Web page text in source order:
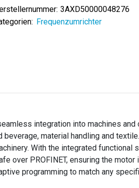
3AXD50000048276
Frequenzumrichter
integration into machines
material handling and
With the integrated functional
over PROFINET, ensuring the
programming to match any